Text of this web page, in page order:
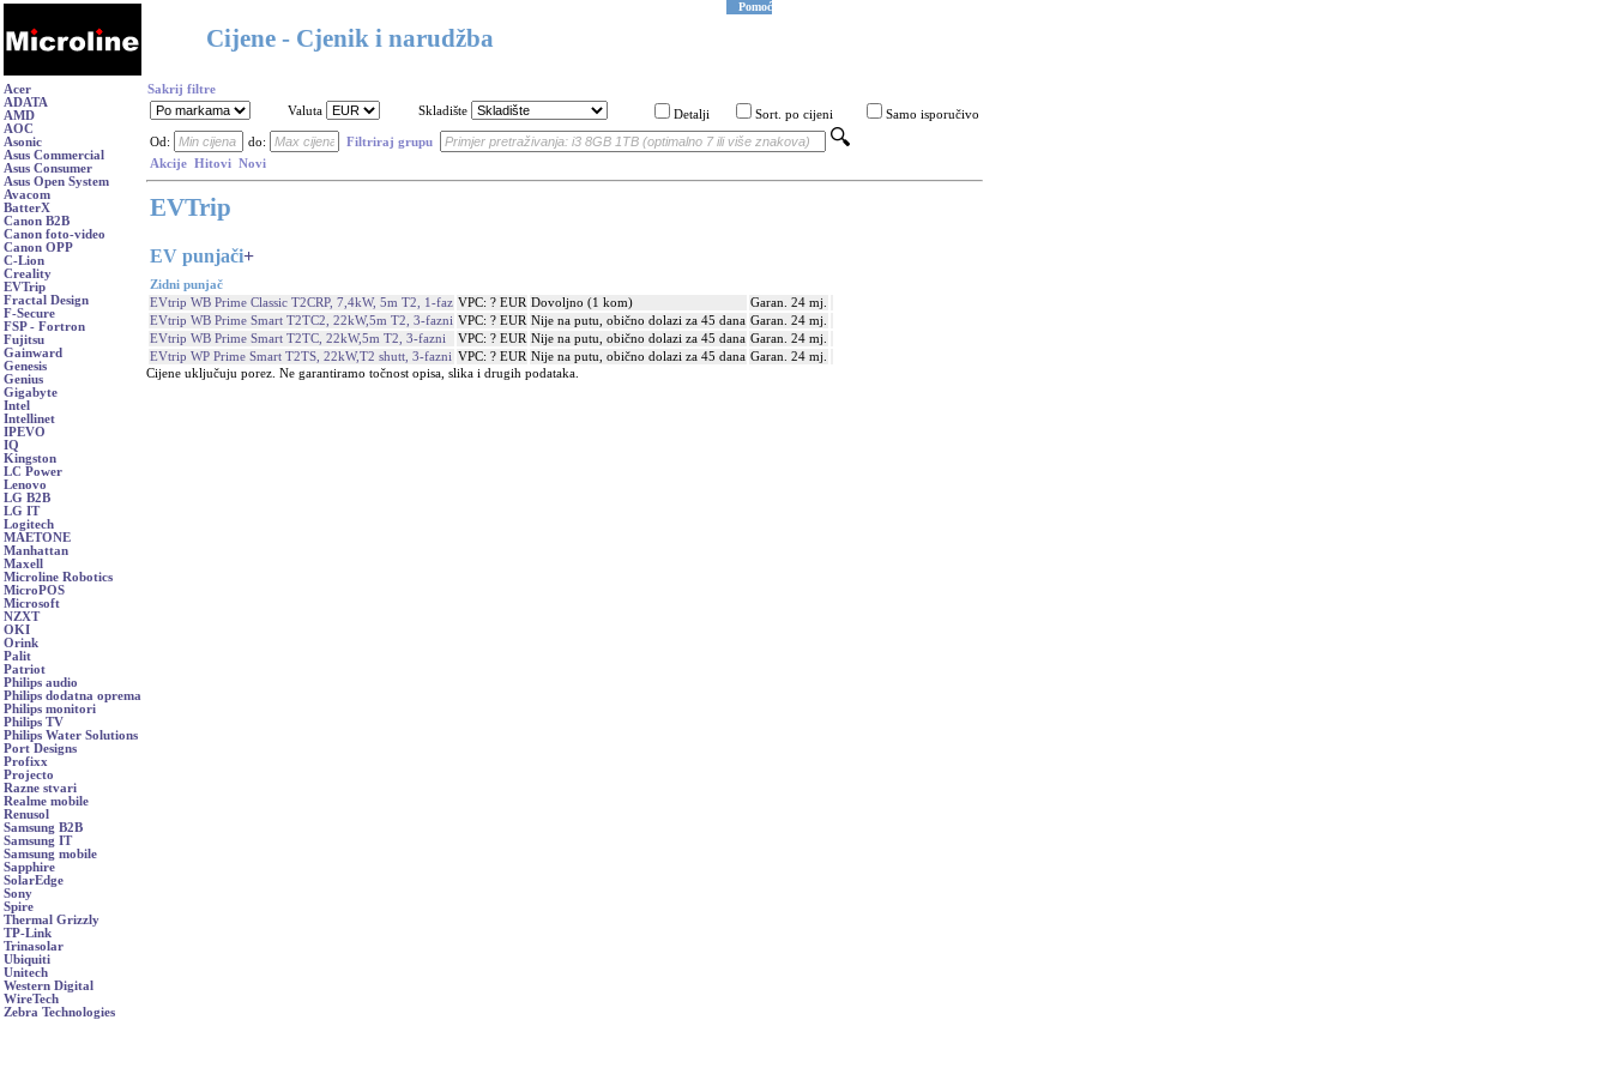
Cijene - Cjenik i narudžba
Pomoć
Acer
ADATA
AMD
AOC
Asonic
Asus Commercial
Asus Consumer
Asus Open System
Avacom
BatterX
Canon B2B
Canon foto-video
Canon OPP
C-Lion
Creality
EVTrip
Fractal Design
F-Secure
FSP - Fortron
Fujitsu
Gainward
Genesis
Genius
Gigabyte
Intel
Intellinet
IPEVO
IQ
Kingston
LC Power
Lenovo
LG B2B
LG IT
Logitech
MAETONE
Manhattan
Maxell
Microline Robotics
MicroPOS
Microsoft
NZXT
OKI
Orink
Palit
Patriot
Philips audio
Philips dodatna oprema
Philips monitori
Philips TV
Philips Water Solutions
Port Designs
Profixx
Projecto
Razne stvari
Realme mobile
Renusol
Samsung B2B
Samsung IT
Samsung mobile
Sapphire
SolarEdge
Sony
Spire
Thermal Grizzly
TP-Link
Trinasolar
Ubiquiti
Unitech
Western Digital
WireTech
Zebra Technologies
Sakrij filtre
Valuta
Skladište Detalji Sort. po cijeni Samo isporučivo
Od: do:
Filtriraj grupu
Akcije Hitovi Novi
EVTrip
EV punjači+
Zidni punjač
EVtrip WB Prime Classic T2CRP, 7,4kW, 5m T2, 1-faz VPC: ? EUR Dovoljno (1 kom)
Garan. 24 mj.
EVtrip WB Prime Smart T2TC2, 22kW,5m T2, 3-fazni VPC: ? EUR Nije na putu, obično dolazi za 45 dana Garan. 24 mj.
EVtrip WB Prime Smart T2TC, 22kW,5m T2, 3-fazni
VPC: ? EUR Nije na putu, obično dolazi za 45 dana Garan. 24 mj.
EVtrip WP Prime Smart T2TS, 22kW,T2 shutt, 3-fazni VPC: ? EUR Nije na putu, obično dolazi za 45 dana Garan. 24 mj.
Cijene uključuju porez. Ne garantiramo točnost opisa, slika i drugih podataka.